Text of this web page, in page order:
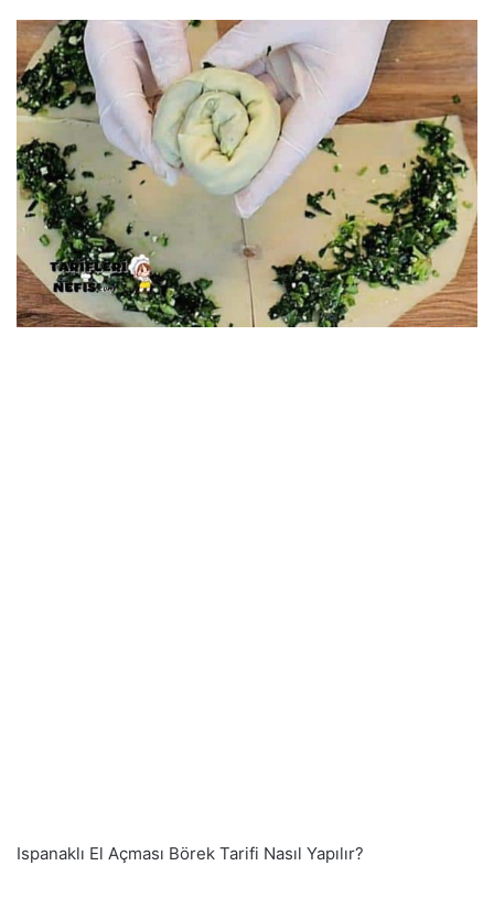
Ispanaklı El Açması Börek Tarifi Nasıl Yapılır?